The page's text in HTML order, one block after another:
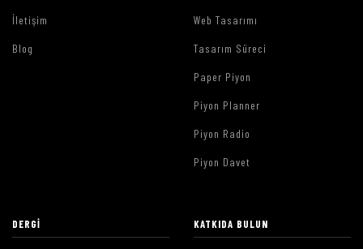
İletişim
Blog
Web Tasarımı
Tasarım Süreci
Paper Piyon
Piyon Planner
Piyon Radio
Piyon Davet
DERGI KATKIDA BULUN